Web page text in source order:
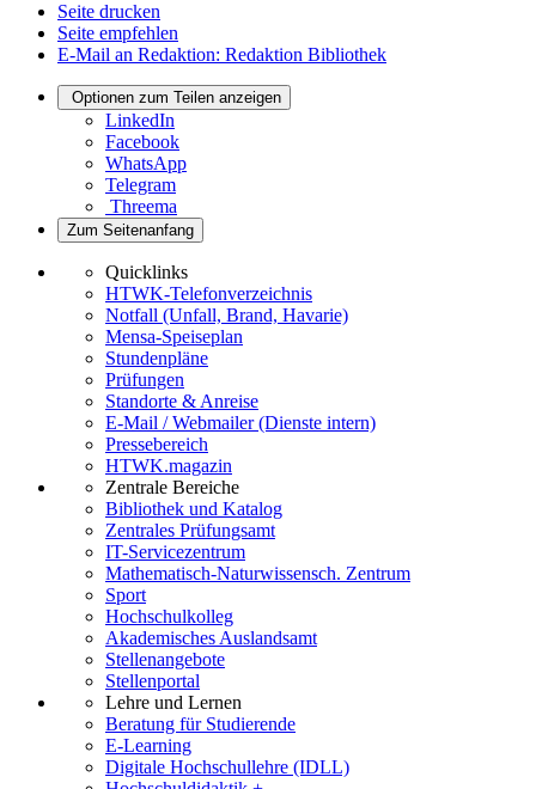
Seite drucken
Seite empfehlen
E-Mail an Redaktion: Redaktion Bibliothek
Optionen zum Teilen anzeigen
LinkedIn
Facebook
WhatsApp
Telegram
Threema
Zum Seitenanfang
Quicklinks
HTWK-Telefonverzeichnis
Notfall (Unfall, Brand, Havarie)
Mensa-Speiseplan
Stundenpläne
Prüfungen
Standorte & Anreise
E-Mail / Webmailer (Dienste intern)
Pressebereich
HTWK.magazin
Zentrale Bereiche
Bibliothek und Katalog
Zentrales Prüfungsamt
IT-Servicezentrum
Mathematisch-Naturwissensch. Zentrum
Sport
Hochschulkolleg
Akademisches Auslandsamt
Stellenangebote
Stellenportal
Lehre und Lernen
Beratung für Studierende
E-Learning
Digitale Hochschullehre (IDLL)